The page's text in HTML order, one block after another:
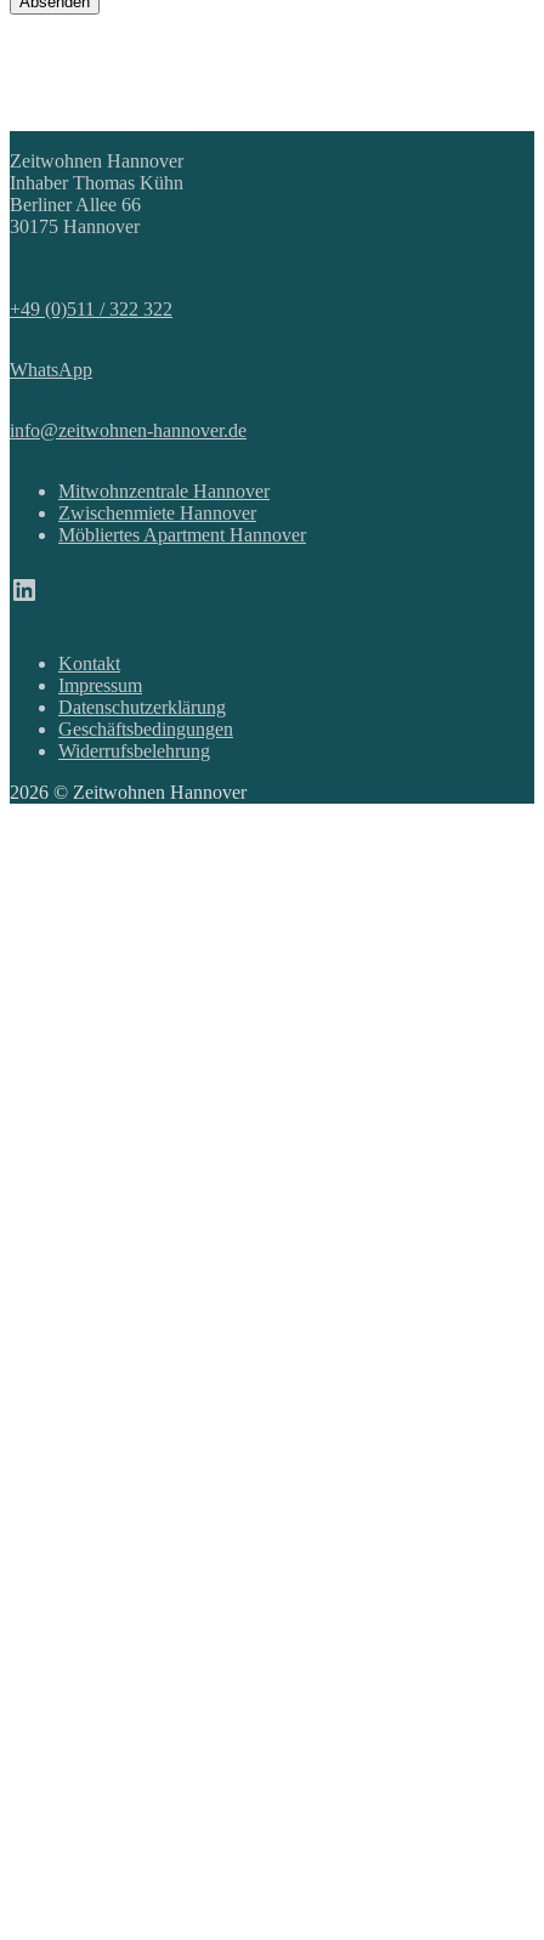
Zeitwohnen Hannover
Inhaber Thomas Kühn
Berliner Allee 66
30175 Hannover
+49 (0)511 / 322 322
WhatsApp
info@zeitwohnen-hannover.de
Mitwohnzentrale Hannover
Zwischenmiete Hannover
Möbliertes Apartment Hannover
LinkedIn
Kontakt
Impressum
Datenschutzerklärung
Geschäftsbedingungen
Widerrufsbelehrung
2026 © Zeitwohnen Hannover